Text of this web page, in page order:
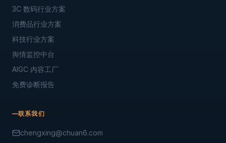
3C 数码行业方案
消费品行业方案
科技行业方案
舆情监控中台
AIGC 内容工厂
免费诊断报告
联系我们
chengxing@chuan6.com